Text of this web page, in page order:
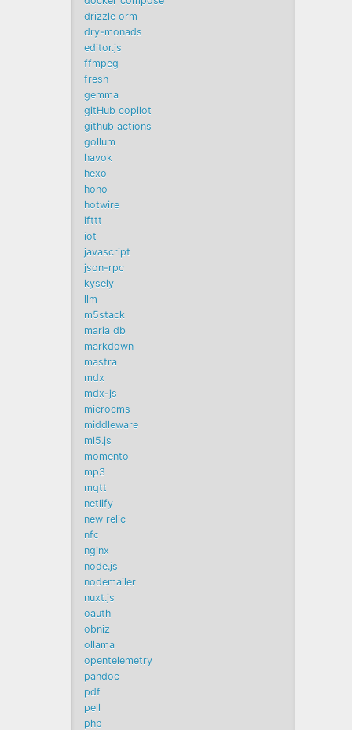
drizzle orm
dry-monads
editor.js
ffmpeg
fresh
gemma
gitHub copilot
github actions
gollum
havok
hexo
hono
hotwire
ifttt
iot
javascript
json-rpc
kysely
llm
m5stack
maria db
markdown
mastra
mdx
mdx-js
microcms
middleware
ml5.js
momento
mp3
mqtt
netlify
new relic
nfc
nginx
node.js
nodemailer
nuxt.js
oauth
obniz
ollama
opentelemetry
pandoc
pdf
pell
php